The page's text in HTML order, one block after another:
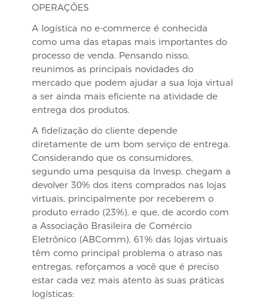
OPERAÇÕES
A logística no e-commerce é conhecida
como uma das etapas mais importantes do
processo de venda. Pensando nisso,
reunimos as principais novidades do
mercado que podem ajudar a sua loja virtual
a ser ainda mais eficiente na atividade de
entrega dos produtos.
A fidelização do cliente depende
diretamente de um bom serviço de entrega.
Considerando que os consumidores,
segundo uma pesquisa da Invesp, chegam a
devolver 30% dos itens comprados nas lojas
virtuais, principalmente por receberem o
produto errado (23%), e que, de acordo com
a Associação Brasileira de Comércio
Eletrônico (ABComm), 61% das lojas virtuais
têm como principal problema o atraso nas
entregas, reforçamos a você que é preciso
estar cada vez mais atento às suas práticas
logísticas: